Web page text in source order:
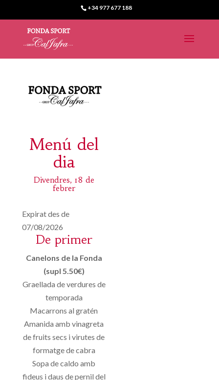
+34 977 677 188
Menú del
dia
Divendres, 18 de
febrer
Expirat des de
07/08/2026
De primer
Canelons de la Fonda
(supl 5.50€)
Graellada de verdures de
temporada
Macarrons al gratén
Amanida amb vinagreta
de fruits secs i virutes de
formatge de cabra
Sopa de caldo amb
fideus i daus de pernil del